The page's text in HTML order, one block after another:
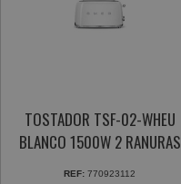
TOSTADOR TSF-02-WHEU
BLANCO 1500W 2 RANURAS
REF: 770923112